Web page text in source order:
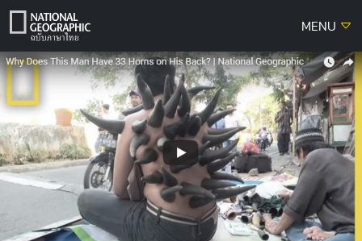
Skip
MENU